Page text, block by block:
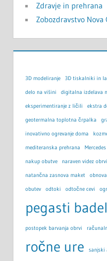
Zdravje in prehrana
Zobozdravstvo Nova
3D modeliranje 3D tiskalniki in
delo na višini digitalna izdelava
eksperimentiranje z ličili ekstra
geotermalna toplotna črpalka
inovativno ogrevanje doma
mediteranska prehrana Mercedes
nakup obutve naraven videz obrvi
natančna zasnova maket
obutev odtoki odtočne cevi
pegasti
postopek barvanja obrvi
ročne ure sanjski